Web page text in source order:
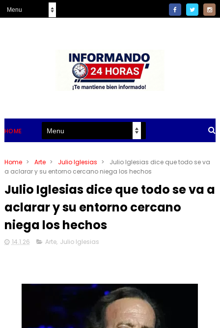
HOME
Home > Arte > Julio Iglesias >
Julio Iglesias dice que todo se va
a aclarar y su entorno cercano niega los hechos
Julio Iglesias dice que todo se va a
aclarar y su entorno cercano
niega los hechos
14.1.26 Arte, Julio Iglesias